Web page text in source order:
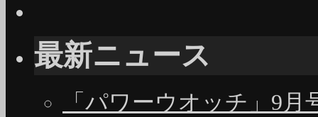
最新ニュース
「パワーウオッチ」9月